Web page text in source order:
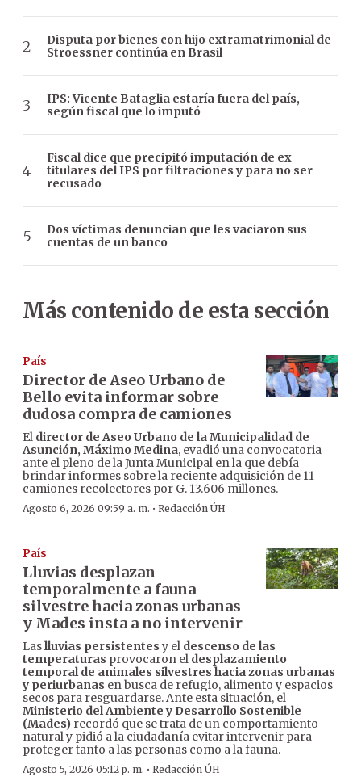
Disputa por bienes con hijo extramatrimonial de
Stroessner continúa en Brasil
IPS: Vicente Bataglia estaría fuera del país,
según fiscal que lo imputó
Fiscal dice que precipitó imputación de ex
titulares del IPS por filtraciones y para no ser
recusado
Dos víctimas denuncian que les vaciaron sus
cuentas de un banco
Más contenido de esta sección
País
Director de Aseo Urbano de
Bello evita informar sobre
dudosa compra de camiones
El director de Aseo Urbano de la Municipalidad de
Asunción, Máximo Medina, evadió una convocatoria
ante el pleno de la Junta Municipal en la que debía
brindar informes sobre la reciente adquisición de 11
camiones recolectores por G. 13.606 millones.
Agosto 6, 2026 09:59 a. m. · Redacción ÚH
País
Lluvias desplazan
temporalmente a fauna
silvestre hacia zonas urbanas
y Mades insta a no intervenir
Laslluvias persistentes y el descenso de las
temperaturas provocaron el desplazamiento
temporal de animales silvestres hacia zonas urbanas
y periurbanas en busca de refugio, alimento y espacios
secos para resguardarse. Ante esta situación, el
Ministerio del Ambiente y Desarrollo Sostenible
(Mades) recordó que se trata de un comportamiento
natural y pidió a la ciudadanía evitar intervenir para
proteger tanto a las personas como a la fauna.
Agosto 5, 2026 05:12 p. m. · Redacción ÚH